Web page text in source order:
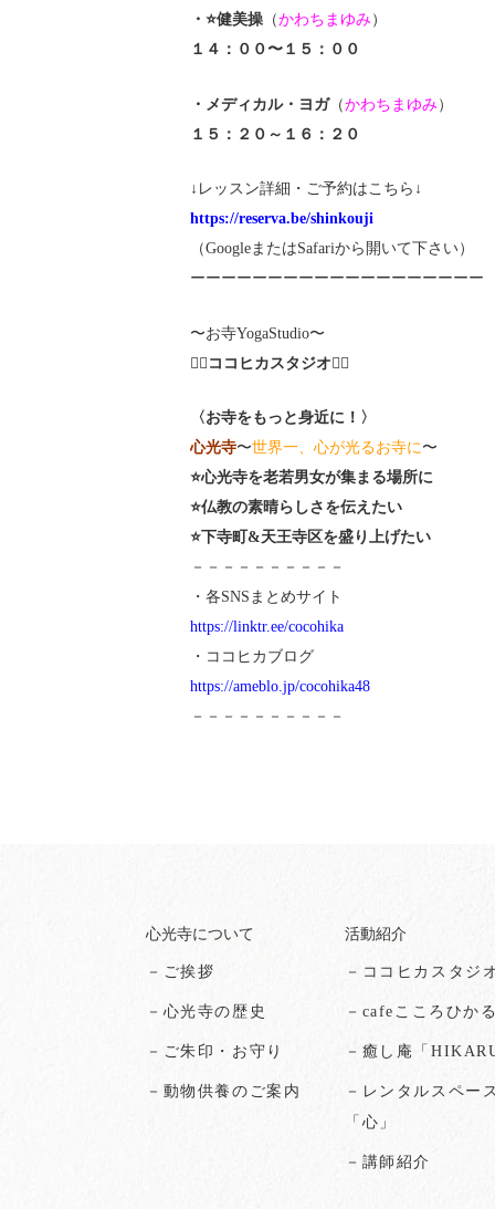
・⭐️健美操 （かわちまゆみ）
１４：００〜１５：００
・メディカル・ヨガ（かわちまゆみ）
１５：２０～１６：２０
↓レッスン詳細・ご予約はこちら↓
https://reserva.be/shinkouji
（GoogleまたはSafariから開いて下さい）
ーーーーーーーーーーーーーーーーーーー
〜お寺YogaStudio〜
🧘‍♀️ ココヒカスタジオ🧘‍♂️
〈お寺をもっと身近に！〉
心光寺〜世界一、心が光るお寺に 〜
⭐️心光寺を老若男女が集まる場所に
⭐️仏教の素晴らしさを伝えたい
⭐️下寺町&天王寺区を盛り上げたい
－－－－－－－－－－
・各SNSまとめサイト
https://linktr.ee/cocohika
・ココヒカブログ
https://ameblo.jp/cocohika48
－－－－－－－－－－
心光寺について
－ご挨拶
－心光寺の歴史
－ご朱印・お守り
－動物供養のご案内
活動紹介
－ココヒカスタジ
－cafeこころひか
－癒し庵「
－レンタルスペー
「心」
－講師紹介